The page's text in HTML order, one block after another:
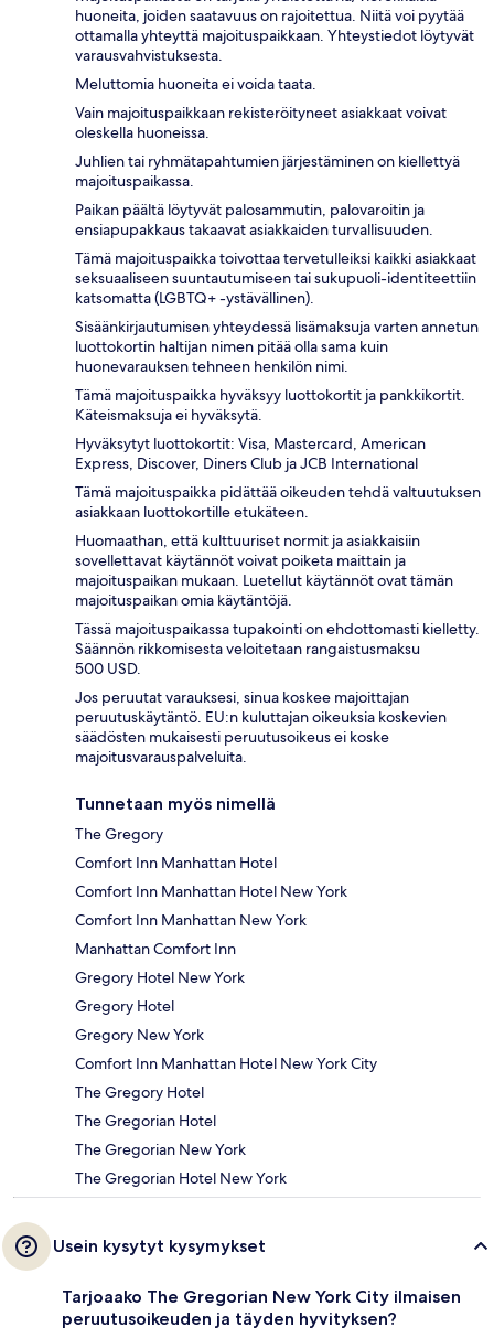
huoneita, joiden saatavuus on rajoitettua. Niitä voi pyytää
ottamalla yhteyttä majoituspaikkaan. Yhteystiedot löytyvät
varausvahvistuksesta.
Meluttomia huoneita ei voida taata.
Vain majoituspaikkaan rekisteröityneet asiakkaat voivat
oleskella huoneissa.
Juhlien tai ryhmätapahtumien järjestäminen on kiellettyä
majoituspaikassa.
Paikan päältä löytyvät palosammutin, palovaroitin ja
ensiapupakkaus takaavat asiakkaiden turvallisuuden.
Tämä majoituspaikka toivottaa tervetulleiksi kaikki asiakkaat
seksuaaliseen suuntautumiseen tai sukupuoli-identiteettiin
katsomatta (LGBTQ+ -ystävällinen).
Sisäänkirjautumisen yhteydessä lisämaksuja varten annetun
luottokortin haltijan nimen pitää olla sama kuin
huonevarauksen tehneen henkilön nimi.
Tämä majoituspaikka hyväksyy luottokortit ja pankkikortit.
Käteismaksuja ei hyväksytä.
Hyväksytyt luottokortit: Visa, Mastercard, American
Express, Discover, Diners Club ja JCB International
Tämä majoituspaikka pidättää oikeuden tehdä valtuutuksen
asiakkaan luottokortille etukäteen.
Huomaathan, että kulttuuriset normit ja asiakkaisiin
sovellettavat käytännöt voivat poiketa maittain ja
majoituspaikan mukaan. Luetellut käytännöt ovat tämän
majoituspaikan omia käytäntöjä.
Tässä majoituspaikassa tupakointi on ehdottomasti kielletty.
Säännön rikkomisesta veloitetaan rangaistusmaksu
500 USD.
Jos peruutat varauksesi, sinua koskee majoittajan
peruutuskäytäntö. EU:n kuluttajan oikeuksia koskevien
säädösten mukaisesti peruutusoikeus ei koske
majoitusvarauspalveluita.
Tunnetaan myös nimellä
The Gregory
Comfort Inn Manhattan Hotel
Comfort Inn Manhattan Hotel New York
Comfort Inn Manhattan New York
Manhattan Comfort Inn
Gregory Hotel New York
Gregory Hotel
Gregory New York
Comfort Inn Manhattan Hotel New York City
The Gregory Hotel
The Gregorian Hotel
The Gregorian New York
The Gregorian Hotel New York
Usein kysytyt kysymykset
Tarjoaako The Gregorian New York City ilmaisen
peruutusoikeuden ja täyden hyvityksen?